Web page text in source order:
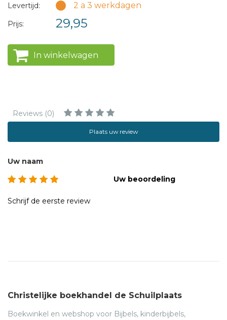
Levertijd: 2 a 3 werkdagen
Prijs: 29,95
In winkelwagen
Reviews (0)
Plaats uw review
Uw naam
Uw beoordeling
Schrijf de eerste review
Christelijke boekhandel de Schuilplaats
Boekwinkel en webshop voor Bijbels, kinderbijbels,